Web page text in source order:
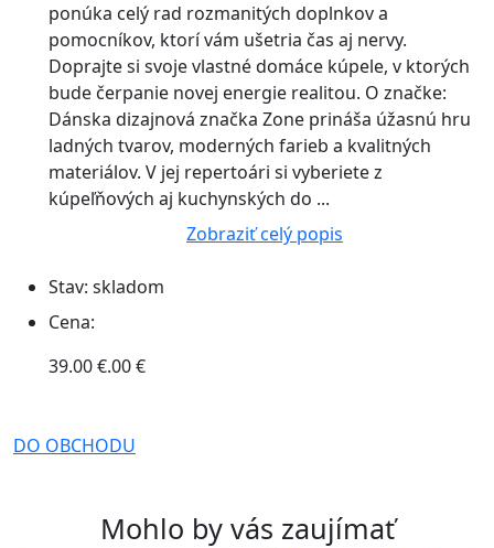
ponúka celý rad rozmanitých doplnkov a
pomocníkov, ktorí vám ušetria čas aj nervy.
Doprajte si svoje vlastné domáce kúpele, v ktorých
bude čerpanie novej energie realitou. O značke:
Dánska dizajnová značka Zone prináša úžasnú hru
ladných tvarov, moderných farieb a kvalitných
materiálov. V jej repertoári si vyberiete z
kúpeľňových aj kuchynských do ...
Zobraziť celý popis
Stav: skladom
Cena:
39.00 €.00 €
DO OBCHODU
Mohlo by vás zaujímať